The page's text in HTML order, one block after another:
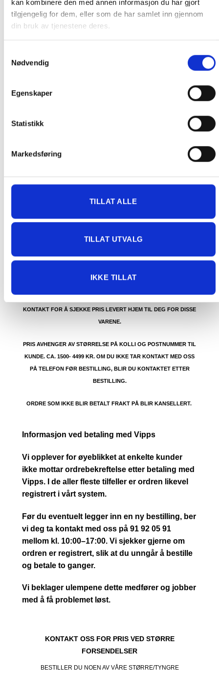
kan kombinere den med annen informasjon du har gjort
tilgjengelig for dem, eller som de har samlet inn gjennom
din bruk av tjenestene deres.
Nødvendig
Egenskaper
Statistikk
Markedsføring
TILLAT ALLE
TILLAT UTVALG
IKKE TILLAT
Pakke til hentested. Velg enten Postnord eller Bring i
handlekurven/checkout. Prisen avhenger av vekt eller volumvekt
på pakken.
Produkter som kan knuses eller skades via. transport sendes ikke.
Har du ikke fått noen alternativ på frakt på din pakke så er
mulig for skade under transport.
Noen produkter selges kun i
dørmatten):
GRATIS FRAKT PÅ ORDRE OVER 1500 KR SOM KAN SENDES
MAKSMÅL:35 kg / 105 x 40 x 40 cm
MED POSTNORD. (BOBLEBAD, LOKK , GRILL, PIZZAOVN OSV.) TA
KONTAKT FOR Å SJEKKE PRIS LEVERT HJEM TIL DEG FOR DISSE
VARENE.
PRIS AVHENGER AV STØRRELSE PÅ KOLLI OG POSTNUMMER TIL
KUNDE. CA. 1500- 4499 KR. OM DU IKKE TAR KONTAKT MED OSS
PÅ TELEFON FØR BESTILLING, BLIR DU KONTAKTET ETTER
BESTILLING.
ORDRE SOM IKKE BLIR BETALT FRAKT PÅ BLIR KANSELLERT.
Informasjon ved betaling med Vipps
Vi opplever for øyeblikket at enkelte kunder
ikke mottar ordrebekreftelse etter betaling med
Vipps. I de aller fleste tilfeller er ordren likevel
registrert i vårt system.
Før du eventuelt legger inn en ny bestilling, ber
vi deg ta kontakt med oss på 91 92 05 91
mellom kl. 10:00–17:00. Vi sjekker gjerne om
ordren er registrert, slik at du unngår å bestille
og betale to ganger.
Vi beklager ulempene dette medfører og jobber
med å få problemet løst.
KONTAKT OSS FOR PRIS VED STØRRE
FORSENDELSER
BESTILLER DU NOEN AV VÅRE STØRRE/TYNGRE